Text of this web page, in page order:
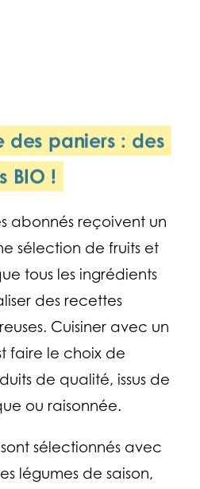
des paniers : des
BIO !
abonnés reçoivent un
sélection de fruits et
tous les ingrédients
des recettes
Cuisiner avec un
faire le choix de
de qualité, issus de
ou raisonnée.
sélectionnés avec
légumes de saison,